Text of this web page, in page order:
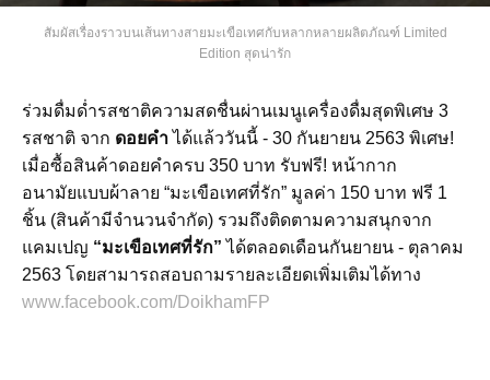
สัมผัสเรื่องราวบนเส้นทางสายมะเขือเทศกับหลากหลายผลิตภัณฑ์ Limited
Edition สุดน่ารัก
ร่วมดื่มด่ำรสชาติความสดชื่นผ่านเมนูเครื่องดื่มสุดพิเศษ 3
รสชาติ จาก ดอยคำได้แล้ววันนี้ - 30 กันยายน 2563 พิเศษ!
เมื่อซื้อสินค้าดอยคำครบ 350 บาท รับฟรี! หน้ากาก
อนามัย‎แบบผ้าลาย “มะเขือเทศที่รัก” มูลค่า 150 บาท ฟรี 1
ชิ้น (สินค้ามีจำนวนจำกัด) รวมถึงติดตามความสนุกจาก
แคมเปญ “มะเขือเทศที่รัก” ได้ตลอดเดือนกันยายน - ตุลาคม
2563 โดยสามารถสอบถามรายละเอียดเพิ่มเติมได้ทาง
www.facebook.com/DoikhamFP